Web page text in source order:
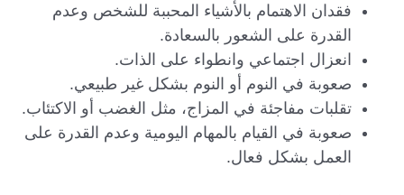
فقدان الاهتمام بالأشياء المحببة للشخص وعدم
القدرة على الشعور بالسعادة.
انعزال اجتماعي وانطواء على الذات.
صعوبة في النوم أو النوم بشكل غير طبيعي.
تقلبات مفاجئة في المزاج، مثل الغضب أو الاكتئاب.
صعوبة في القيام بالمهام اليومية وعدم القدرة على
العمل بشكل فعال.